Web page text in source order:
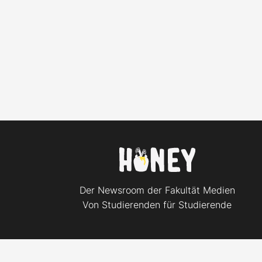
Der Newsroom der Fakultät Medien
Von Studierenden für Studierende